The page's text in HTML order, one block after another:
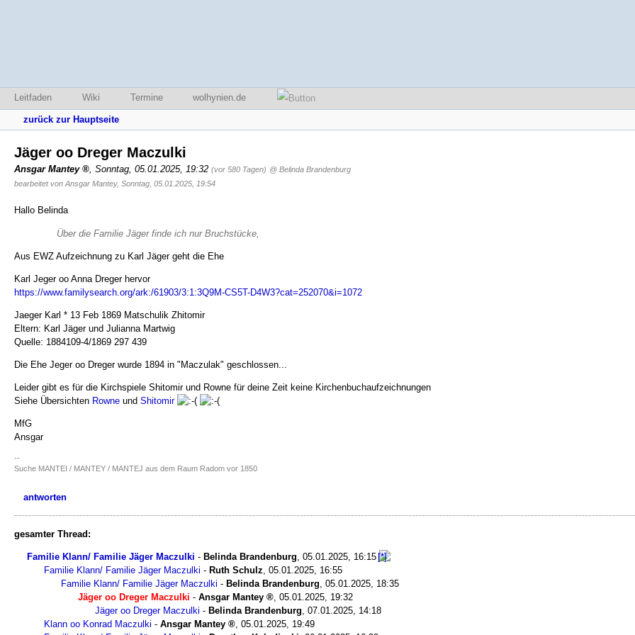
Leitfaden Wiki Termine wolhynien.de
zurück zur Hauptseite
Jäger oo Dreger Maczulki
Ansgar Mantey , Sonntag, 05.01.2025, 19:32 (vor 580 Tagen) @ Belinda Brandenburg
bearbeitet von Ansgar Mantey, Sonntag, 05.01.2025, 19:54
Hallo Belinda
Über die Familie Jäger finde ich nur Bruchstücke,
Aus EWZ Aufzeichnung zu Karl Jäger geht die Ehe
Karl Jeger oo Anna Dreger hervor
https://www.familysearch.org/ark:/61903/3:1:3Q9M-CS5T-D4W3?cat=252070&i=1072
Jaeger Karl * 13 Feb 1869 Matschulik Zhitomir
Eltern: Karl Jäger und Julianna Martwig
Quelle: 1884109-4/1869 297 439
Die Ehe Jeger oo Dreger wurde 1894 in "Maczulak" geschlossen...
Leider gibt es für die Kirchspiele Shitomir und Rowne für deine Zeit keine Kirchenbuchaufzeichnungen
Siehe Übersichten Rowne und Shitomir
MfG
Ansgar
--
Suche MANTEI / MANTEY / MANTEJ aus dem Raum Radom vor 1850
antworten
gesamter Thread:
Familie Klann/ Familie Jäger Maczulki - Belinda Brandenburg, 05.01.2025, 16:15
Familie Klann/ Familie Jäger Maczulki - Ruth Schulz, 05.01.2025, 16:55
Familie Klann/ Familie Jäger Maczulki - Belinda Brandenburg, 05.01.2025, 18:35
Jäger oo Dreger Maczulki - Ansgar Mantey , 05.01.2025, 19:32
Jäger oo Dreger Maczulki - Belinda Brandenburg, 07.01.2025, 14:18
Klann oo Konrad Maczulki - Ansgar Mantey , 05.01.2025, 19:49